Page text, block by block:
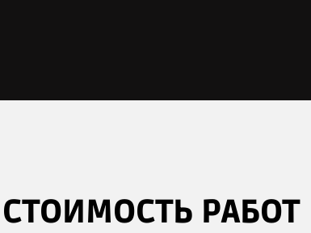
РАБОТ